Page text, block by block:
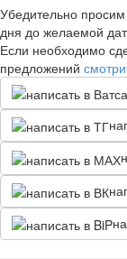
Убедительно
дня до желаемой
Если необходимо
предложений